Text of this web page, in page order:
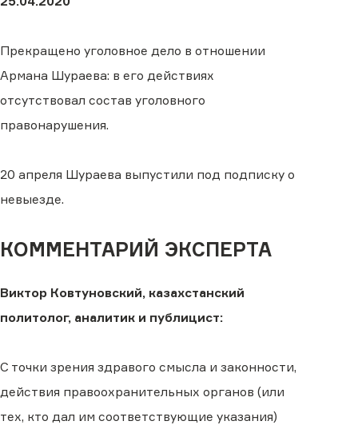
Прекращено уголовное дело в отношении
Армана Шураева: в его действиях
отсутствовал состав уголовного
правонарушения.
20 апреля Шураева выпустили под подписку о
невыезде.
КОММЕНТАРИЙ ЭКСПЕРТА
Виктор Ковтуновский, казахстанский
политолог, аналитик и публицист:
С точки зрения здравого смысла и законности,
действия правоохранительных органов (или
тех, кто дал им соответствующие указания)